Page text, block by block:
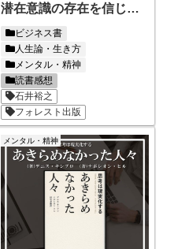
潜在意識の存在を信じて
あなたの「心のブレー
キ」の外して夢を叶え
る！
ビジネス書
人生論・生き方
メンタル・精神
読書感想
石井裕之
フォレスト出版
メンタル・精神